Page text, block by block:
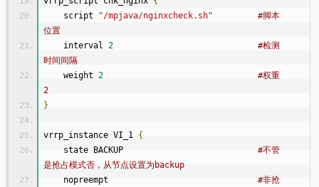
    script
"/mpjava/nginxcheck.sh"
#脚本
位置
    interval
2
#检测
时间间隔
    weight
2
#权重
2
}
vrrp_instance VI_1 {
    state BACKUP
#不管
是抢占模式否，从节点设置为backup
    nopreempt
#非抢